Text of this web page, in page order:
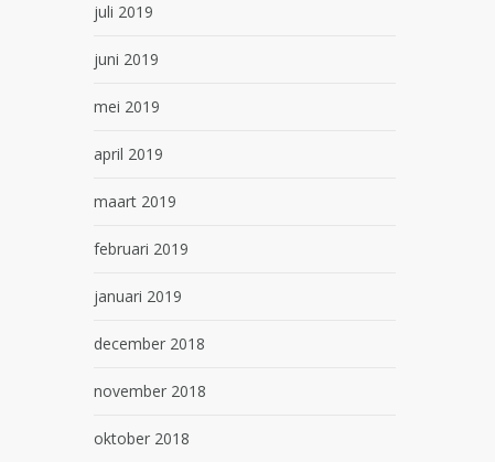
juli 2019
juni 2019
mei 2019
april 2019
maart 2019
februari 2019
januari 2019
december 2018
november 2018
oktober 2018